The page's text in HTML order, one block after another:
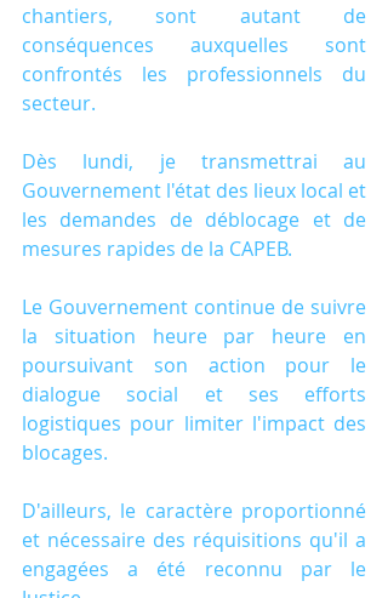
chantiers, sont autant de
conséquences auxquelles sont
confrontés les professionnels du
secteur.
Dès lundi, je transmettrai au
Gouvernement l'état des lieux local et
les demandes de déblocage et de
mesures rapides de la CAPEB.
Le Gouvernement continue de suivre
la situation heure par heure en
poursuivant son action pour le
dialogue social et ses efforts
logistiques pour limiter l'impact des
blocages.
D'ailleurs, le caractère proportionné
et nécessaire des réquisitions qu'il a
engagées a été reconnu par le